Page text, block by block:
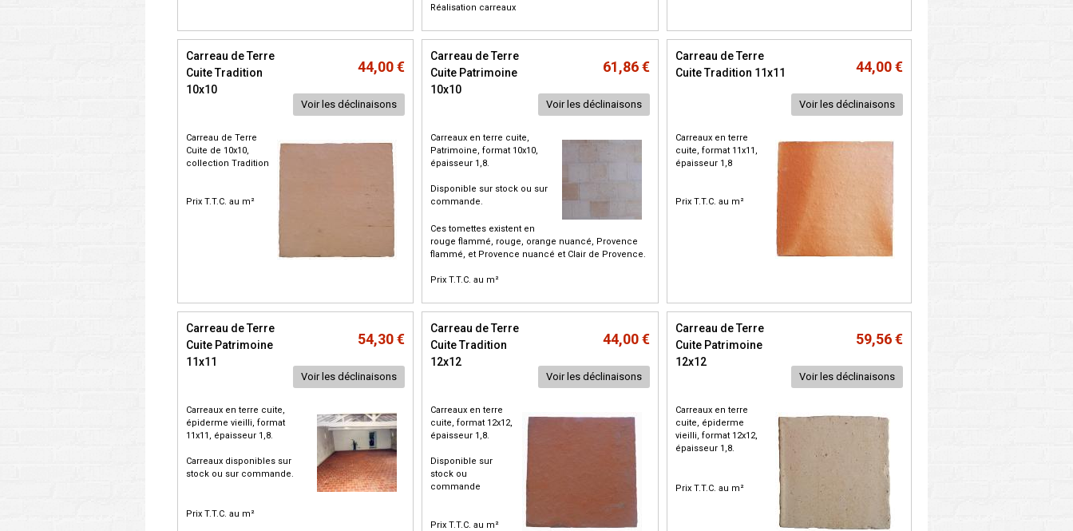
Réalisation carreaux
Carreau de Terre
Cuite Tradition
10x10
44,00 €
Voir les déclinaisons
Carreau de Terre
Cuite de 10x10,
collection Tradition
Prix T.T.C. au m²
Carreau de Terre
Cuite Patrimoine
10x10
61,86 €
Voir les déclinaisons
Carreaux en terre cuite,
Patrimoine, format 10x10,
épaisseur 1,8.
Disponible sur stock ou sur
commande.
Ces tomettes existent en
rouge flammé, rouge, orange nuancé, Provence
flammé, et Provence nuancé et Clair de Provence.
Prix T.T.C. au m²
Carreau de Terre
Cuite Tradition 11x11
44,00 €
Voir les déclinaisons
Carreaux en terre
cuite, format 11x11,
épaisseur 1,8
Prix T.T.C. au m²
Carreau de Terre
Cuite Patrimoine
11x11
54,30 €
Voir les déclinaisons
Carreaux en terre cuite,
épiderme vieilli, format
11x11, épaisseur 1,8.
Carreaux disponibles sur
stock ou sur commande.
Prix T.T.C. au m²
Carreau de Terre
Cuite Tradition
12x12
44,00 €
Voir les déclinaisons
Carreaux en terre
cuite, format 12x12,
épaisseur 1,8.
Disponible sur
stock ou
commande
Prix T.T.C. au m²
Carreau de Terre
Cuite Patrimoine
12x12
59,56 €
Voir les déclinaisons
Carreaux en terre
cuite, épiderme
vieilli, format 12x12,
épaisseur 1,8.
Prix T.T.C. au m²